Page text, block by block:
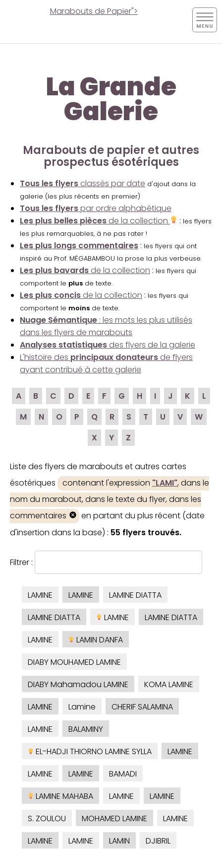
Marabouts de Papier">
La Grande
Galerie
Marabouts de papier et autres
prospectus ésotériques
Tous les flyers classés par date d'ajout dans la
galerie (les plus récents en premier)
Tous les flyerspar ordre alphabétique
Les plus belles pièces de la collection : les flyers
les plus remarquables, à ne pas rater !
Les plus longs commentaires : les flyers qui ont
inspiré au Prof. MÉGABAMBOU la prose la plus verbeuse.
Les plus bavards de la collection : les flyers qui
comportent le plus de texte.
Les plus concis de la collection : les flyers qui
comportent le moins de texte.
Nuage Sémantique : les mots les plus utilisés
dans les flyers de marabouts
Analyses statistiques des flyers de la galerie
L'histoire des principaux donateurs de flyers
ayant contribué à cette galerie
A B C D E F G H I J K
L
M
N O P Q R S T U V
W
X
Y Z
Liste des flyers de marabouts et autres cartes
ésotériques
contenant l'expression "LAMI", dans le
nom du marabout, dans le texte du flyer, dans les
commentaires
en partant du plus récent (date
d'insertion dans la base) : 55 flyers trouvés.
Filtrer :
LAMINE LAMINE
LAMINE DIATTA
LAMINE DIATTA
LAMINE
LAMINE DIATTA
LAMINE
LAMIN DANFA
DIABY MOUHAMED LAMINE
DIABY Mahamadou LAMINE
KOMA LAMINE
LAMINE
Lamine
CHERIF SALAMINA
LAMINE
BALAMINY
EL-HADJI THIORNO LAMINE SYLLA
LAMINE
LAMINE
LAMINE
BAMADI
LAMINE MAHABA
LAMINE
LAMINE
S. ZOULOU
MOHAMED LAMINE
LAMINE
LAMINE
LAMINE LAMIN
DJIBRIL